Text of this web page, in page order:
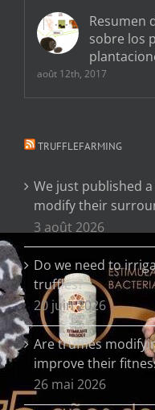
Resumen
sobre los
août 12th, 2017
TRUFFLEFARMING
We just published
modify their
3 août 2026
Do we need to
truffles?
20 juin 2026
Are truffles
improve their
26 mai 2026